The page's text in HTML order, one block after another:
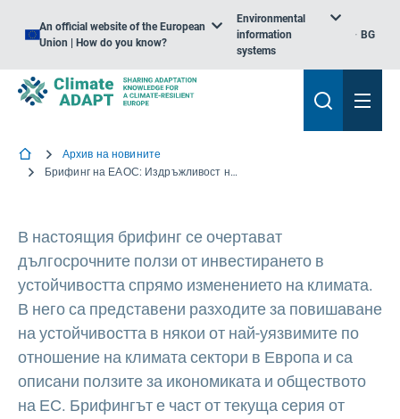
An official website of the European
Union | How do you know?
Environmental
information
systems
BG
Архив на новините
Брифинг на ЕАОС: Издръжливост на климата в селското стопанство, енергетиката и транспорта: колко пари са необходими и какво ще бъде постигнато с тях?
В настоящия брифинг се очертават
дългосрочните ползи от инвестирането в
устойчивостта спрямо изменението на климата.
В него са представени разходите за повишаване
на устойчивостта в някои от най-уязвимите по
отношение на климата сектори в Европа и са
описани ползите за икономиката и обществото
на ЕС. Брифингът е част от текуща серия от